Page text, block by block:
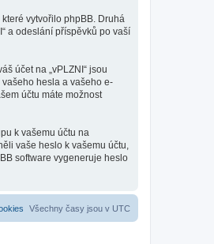
vytvořilo phpBB. Druhá
a odeslání příspěvků po vaší
účet na „vPLZNI“ jsou
hesla a vašeho e-
účtu máte možnost
k vašemu účtu na
vaše heslo k vašemu účtu,
software vygeneruje heslo
Všechny časy jsou v UTC